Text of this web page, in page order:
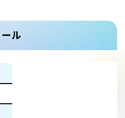
ル